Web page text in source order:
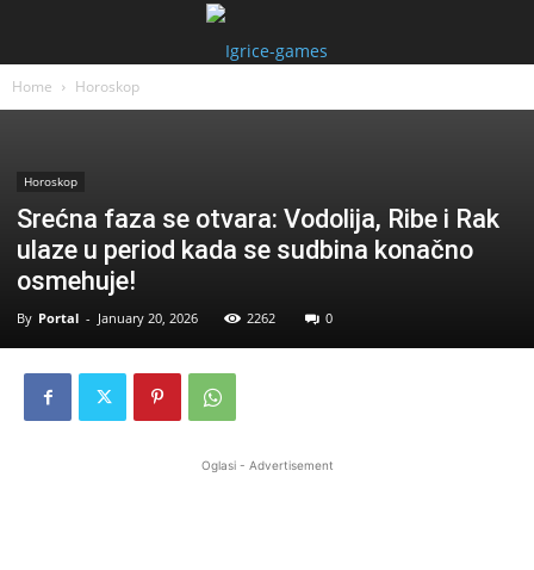
Home Horoskop
Horoskop
Srećna faza se otvara: Vodolija, Ribe i Rak
ulaze u period kada se sudbina konačno
osmehuje!
By Portal - January 20, 2026 2262 0
Oglasi - Advertisement